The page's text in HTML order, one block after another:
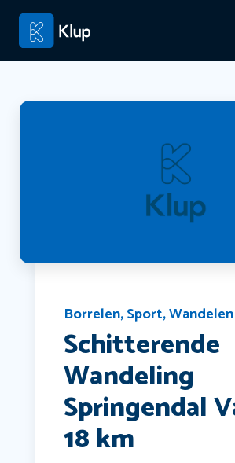
Borrelen,Sport,Wandelen
Schitterende
Wandeling
Springendal
18 km